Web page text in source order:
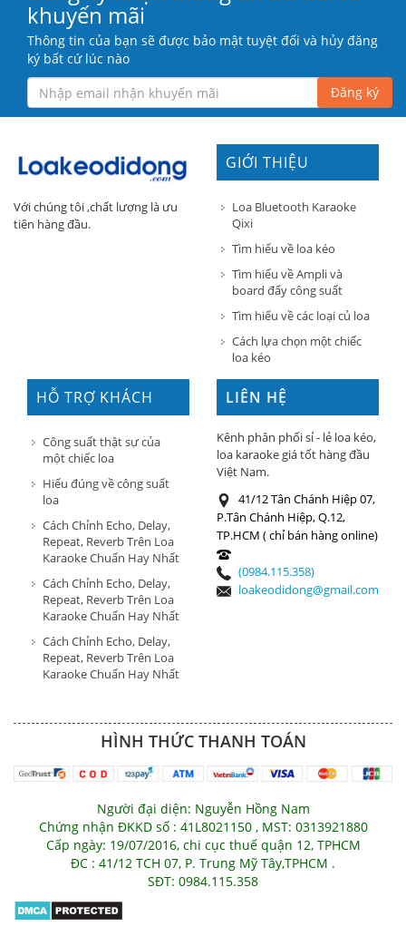
khuyến mãi
Thông tin của bạn sẽ được bảo mật tuyệt đối và hủy đăng
ký bất cứ lúc nào
Đăng ký
Với chúng tôi ,chất lượng là ưu
tiên hàng đầu.
GIỚI THIỆU
Loa Bluetooth Karaoke
Qixi
Tìm hiểu về loa kéo
Tìm hiểu về Ampli và
board đẩy công suất
Tìm hiểu về các loại củ loa
Cách lựa chọn một chiếc
loa kéo
HỖ TRỢ KHÁCH
HÀNG
Công suất thật sự của
một chiếc loa
Hiểu đúng về công suất
loa
Cách Chỉnh Echo, Delay,
Repeat, Reverb Trên Loa
Karaoke Chuẩn Hay Nhất
Cách Chỉnh Echo, Delay,
Repeat, Reverb Trên Loa
Karaoke Chuẩn Hay Nhất
Cách Chỉnh Echo, Delay,
Repeat, Reverb Trên Loa
Karaoke Chuẩn Hay Nhất
LIÊN HỆ
Kênh phân phối sỉ - lẻ loa kéo,
loa karaoke giá tốt hàng đầu
Việt Nam.
41/12 Tân Chánh Hiệp 07,
P.Tân Chánh Hiệp, Q.12,
TP.HCM ( chỉ bán hàng online)
(0984.115.358)
loakeodidong@gmail.com
HÌNH THỨC THANH TOÁN
Người đại diện: Nguyễn Hồng Nam
Chứng nhận ĐKKD số : 41L8021150 , MST: 0313921880
Cấp ngày: 19/07/2016, chi cục thuế quận 12, TPHCM
ĐC : 41/12 TCH 07, P. Trung Mỹ Tây,TPHCM .
SĐT: 0984.115.358